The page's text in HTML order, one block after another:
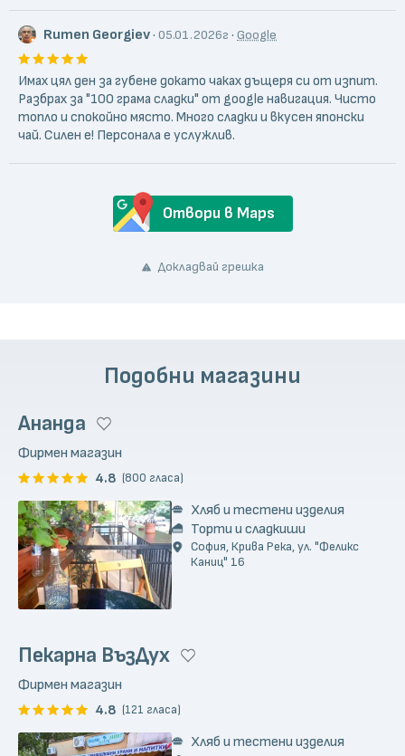
Rumen Georgiev· 05.01.2026г · Google
Имах цял ден за губене докато чаках дъщеря си от изпит.
Разбрах за "100 грама сладки" от google навигация. Чисто
топло и спокойно място. Много сладки и вкусен японски
чай. Силен е! Персонала е услужлив.
Отвори в Maps
Докладвай грешка
Подобни магазини
Ананда
Фирмен магазин
4.8 (800 гласа)
Хляб и тестени изделия
Торти и сладкиши
София, Крива Река, ул. "Феликс
Каниц" 16
Пекарна ВъзДух
Фирмен магазин
4.8 (121 гласа)
Хляб и тестени изделия